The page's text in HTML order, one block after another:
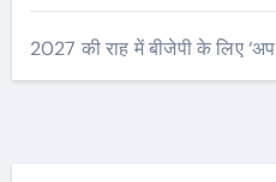
2027 की राह में बीजेपी के लिए